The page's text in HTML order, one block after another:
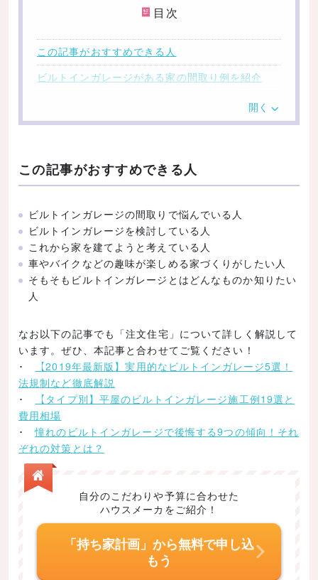
目次
この記事がおすすめできる人
ビルトインガレージがある家の間取り例を紹介
冬でも寒くないガレージハウス
玄関との行き来のしやすさが魅力
12坪の狭小住宅でビルトインガレージを実現
Wビルトインガレージのある家
ガレージを最優先に設計
遊び心のあるバイク用ガレージ
カリフォルニアスタイルの大空間の平屋
1000万円台で憧れのビルトインガレージを実現
そもそもビルトインガレージとは？
メリット
いたずらや盗難、雨風から守ることができる
家への出入りが楽になる
税金を抑えられる場合も
デメリット
コストがかかる
開く
この記事がおすすめできる人
ビルトインガレージの間取りで悩んでいる人
ビルトインガレージを検討している人
これから家を建てようと考えている人
車やバイクなどの趣味が楽しめる家づくりがしたい人
そもそもビルトインガレージとはどんなものか知りたい
人
なお以下の記事でも「注文住宅」について詳しく解説して
います。ぜひ、本記事と合わせてご覧ください！
･
【2019年最新版】実用的なビルトインガレージ5選！
法規制など徹底解説
･
【タイプ別】平屋のビルトインガレージ施工例19選と
費用相場
･憧れのビルトインガレージで後悔する9つの傾向！それ
ぞれの対策とは？
自分のこだわりや予算に合わせた
ハウスメーカをご紹介！
「持ち家計画」から無料で申し込
もう